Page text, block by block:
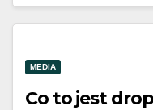
MEDIA
Co to jest